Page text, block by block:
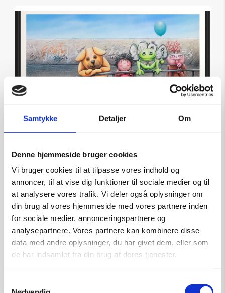
Samtykke Detaljer Om
Denne hjemmeside bruger cookies
Vi bruger cookies til at tilpasse vores indhold og
annoncer, til at vise dig funktioner til sociale medier og til
at analysere vores trafik. Vi deler også oplysninger om
din brug af vores hjemmeside med vores partnere inden
for sociale medier, annonceringspartnere og
analysepartnere. Vores partnere kan kombinere disse
data med andre oplysninger, du har givet dem, eller som
de har indsamlet fra din brug af deres tjenester.
Grafik af Brian Saaby: Mappedyr
Kunstner: Brian Saaby – grafik
Størrelse: 50×50
kr.2.500,00